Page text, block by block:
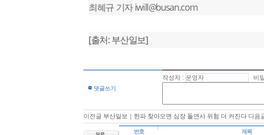
최혜규 기자 iwill@busan.com
[출처: 부산일보]
댓글쓰기
작성자 : 비
이전글 부산일보｜한파 찾아오면 심장 돌연사 위험 더 커진다 다음
번호 제목